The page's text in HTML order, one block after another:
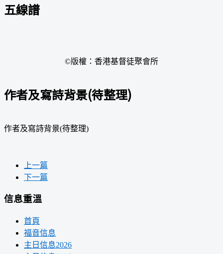
五線譜
©版權：香港基督徒聚會所
作者及寫詩背景(待整理)
作者及寫詩背景(待整理)
上一篇
下一篇
信息重溫
首頁
福音信息
主日信息2026